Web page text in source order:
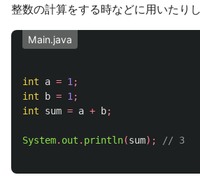
整数の計算をする時などに用いたりし
Main.java
int a = 1 ;
int
b = 1 ;
int
sum = a + b;
System. out . println(sum); // 3